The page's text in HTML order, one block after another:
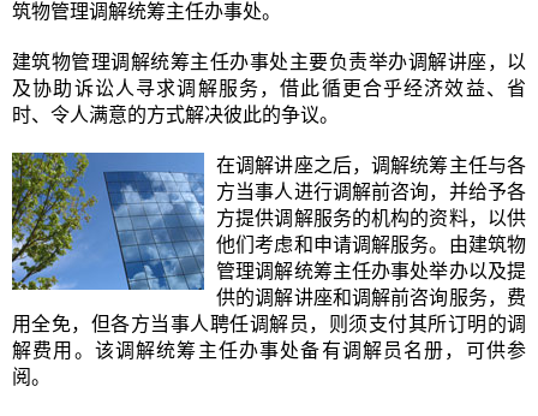
筑物管理调解统筹主任办事处。
建筑物管理调解统筹主任办事处主要负责举办调解讲座，以
及协助诉讼人寻求调解服务，借此循更合乎经济效益、省
时、令人满意的方式解决彼此的争议。
在调解讲座之后，调解统筹主任与各
方当事人进行调解前咨询，并给予各
方提供调解服务的机构的资料，以供
他们考虑和申请调解服务。由建筑物
管理调解统筹主任办事处举办以及提
供的调解讲座和调解前咨询服务，费
用全免，但各方当事人聘任调解员，则须支付其所订明的调
解费用。该调解统筹主任办事处备有调解员名册，可供参
阅。